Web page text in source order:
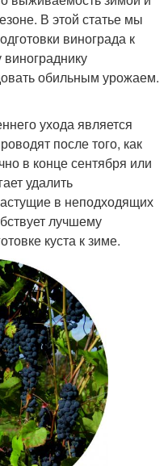
В этой статье мы
винограда к
обильным урожаем.
ухода является
после того, как
в конце сентября или
удалить
в неподходящих
лучшему
куста к зиме.